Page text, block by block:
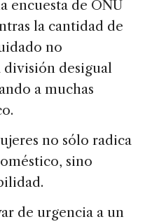
encuesta de ONU
la cantidad de
no
desigual
a muchas
no sólo radica
sino
de urgencia a un